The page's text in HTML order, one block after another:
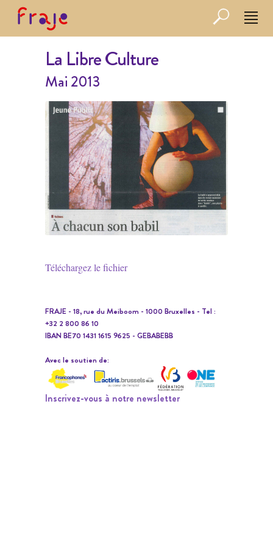
La Libre Culture
Mai 2013
Téléchargez le fichier
FRAJE - 18, rue du Meiboom - 1000 Bruxelles - Tel :
+32 2 800 86 10
IBAN BE70 1431 1615 9625 - GEBABEBB
Avec le soutien de:
Inscrivez-vous à notre newsletter